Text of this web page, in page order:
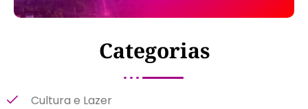
Categorias
Cultura e Lazer